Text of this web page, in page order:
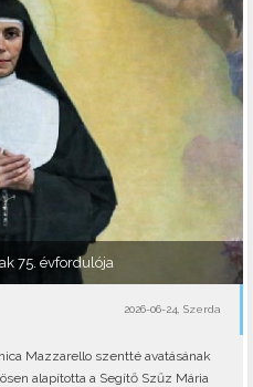
75. évfordulója
2026-06-24, Szerda
Mazzarello szentté avatásának
alapította a Segítő Szűz Mária